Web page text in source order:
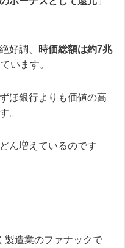
好調、
時価総額は約7兆
います。
ほ銀行よりも価値の高
。
ん増えているのです
製造業のファナックで